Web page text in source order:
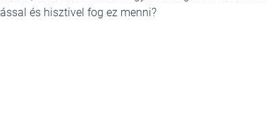
és hisztivel fog ez menni?